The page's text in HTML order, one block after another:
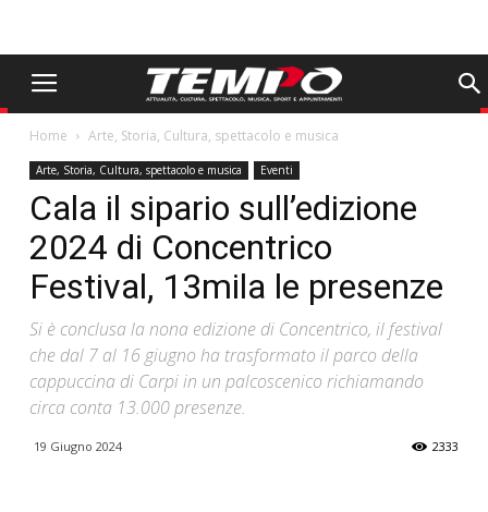
Home Arte, Storia, Cultura, spettacolo e musica
Arte, Storia, Cultura, spettacolo e musica Eventi
Cala il sipario sull’edizione
2024 di Concentrico
Festival, 13mila le presenze
Si è conclusa la nona edizione di Concentrico, il festival
che dal 7 al 16 giugno ha trasformato il parco della
cappuccina di Carpi in un palcoscenico richiamando
circa conta 13.000 presenze.
19 Giugno 2024 2333